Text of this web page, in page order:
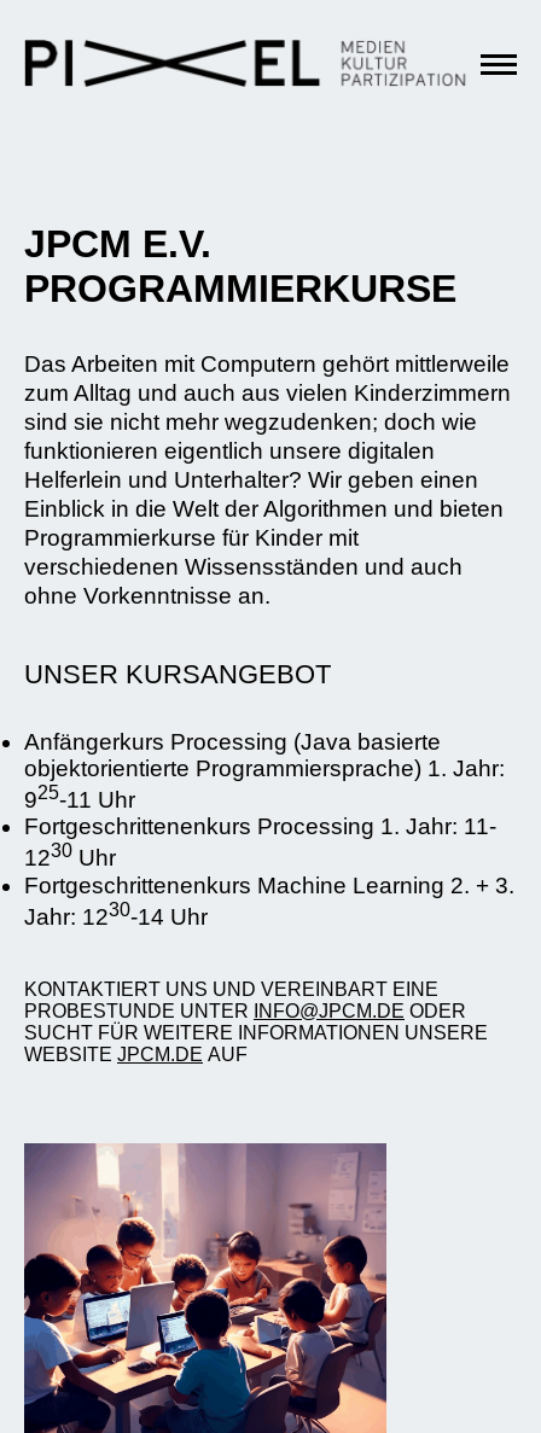
JPCM E.V.
PROGRAMMIERKURSE
Das Arbeiten mit Computern gehört mittlerweile
zum Alltag und auch aus vielen Kinderzimmern
sind sie nicht mehr wegzudenken; doch wie
funktionieren eigentlich unsere digitalen
Helferlein und Unterhalter? Wir geben einen
Einblick in die Welt der Algorithmen und bieten
Programmierkurse für Kinder mit
verschiedenen Wissensständen und auch
ohne Vorkenntnisse an.
UNSER KURSANGEBOT
Anfängerkurs Processing (Java basierte
objektorientierte Programmiersprache) 1. Jahr:
925-11 Uhr
Fortgeschrittenenkurs Processing 1. Jahr: 11-
1230 Uhr
Fortgeschrittenenkurs Machine Learning 2. + 3.
Jahr: 1230-14 Uhr
KONTAKTIERT UNS UND VEREINBART EINE
PROBESTUNDE UNTER
INFO@JPCM.DE ODER
SUCHT FÜR WEITERE INFORMATIONEN UNSERE
WEBSITE JPCM.DE AUF